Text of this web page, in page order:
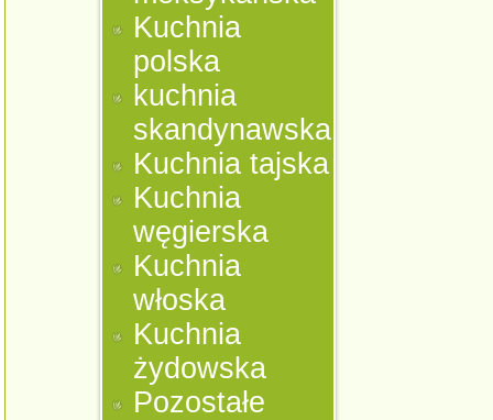
Kuchnia
polska
kuchnia
skandynawska
Kuchnia tajska
Kuchnia
węgierska
Kuchnia
włoska
Kuchnia
żydowska
Pozostałe